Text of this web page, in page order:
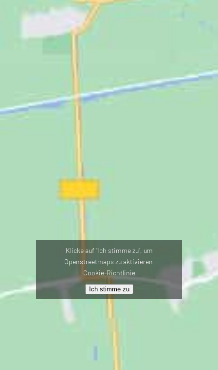
Klicke auf "Ich stimme zu", um
Openstreetmaps zu aktivieren
Cookie-Richtlinie
Ich stimme zu